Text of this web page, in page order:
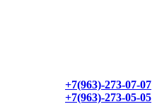
+7(963)-273-07-07
+7(963)-273-05-05